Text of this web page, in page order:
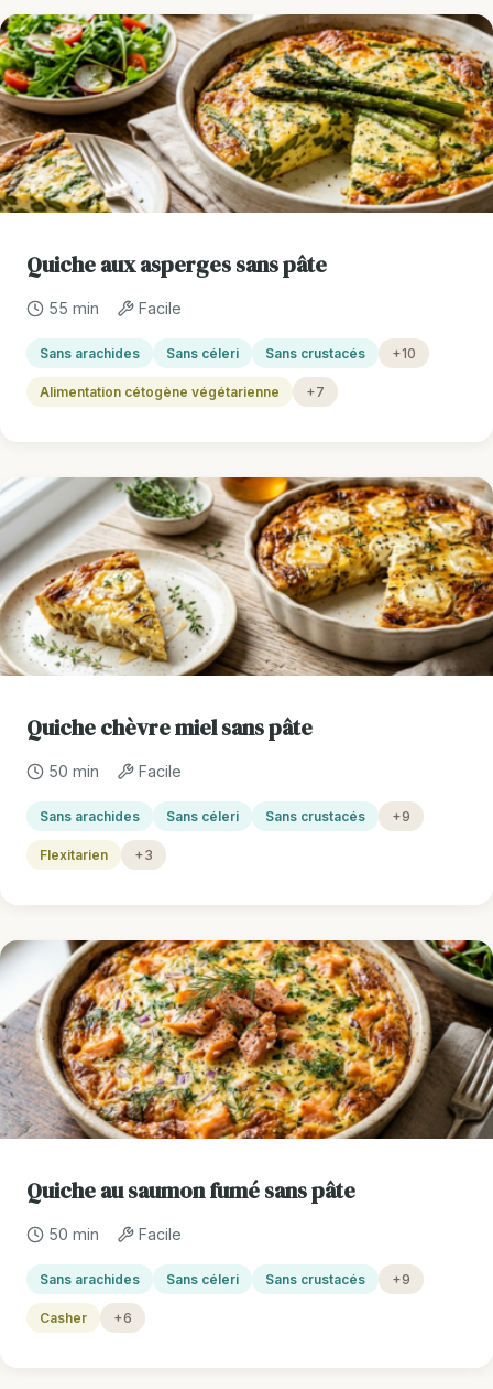
Quiche aux asperges sans pâte
55 min Facile
Sans arachides Sans céleri Sans crustacés +10
Alimentation cétogène végétarienne +7
Quiche chèvre miel sans pâte
50 min Facile
Sans arachides Sans céleri Sans crustacés +9
Flexitarien +3
Quiche au saumon fumé sans pâte
50 min Facile
Sans arachides Sans céleri Sans crustacés +9
Casher +6